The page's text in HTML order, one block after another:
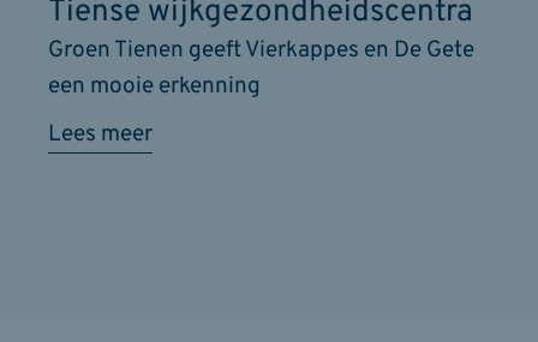
Lees meer
Groen Tienen geeft Vierkappes en De Gete
een mooie erkenning
Tiense wijkgezondheidscentra